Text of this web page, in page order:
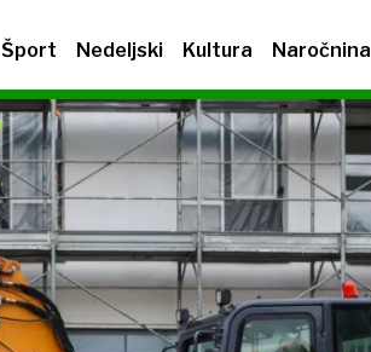
Šport Nedeljski Kultura Naročnina